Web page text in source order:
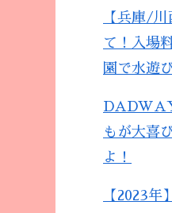
【兵庫/
て！入場
園で水遊
もが大喜
よ！
【2023年